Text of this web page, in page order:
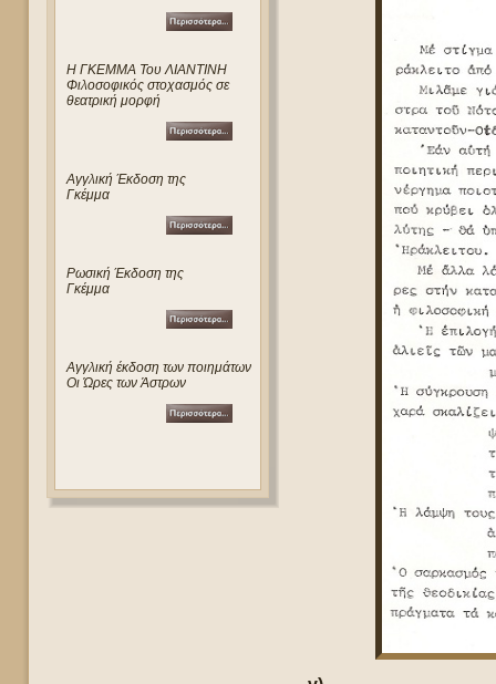
Η ΓΚΕΜΜΑ Του ΛΙΑΝΤΙΝΗ
Φιλοσοφικός στοχασμός σε
θεατρική μορφή
Αγγλική Έκδοση της
Γκέμμα
Ρωσική Έκδοση της
Γκέμμα
Αγγλική έκδοση των ποιημάτων
Οι Ώρες των Άστρων